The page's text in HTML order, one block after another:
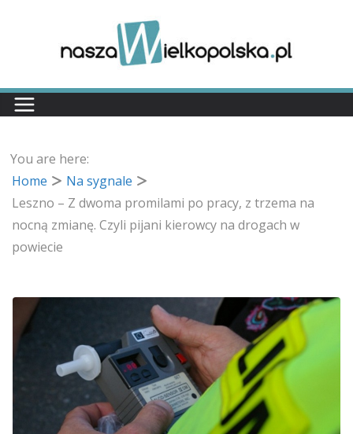
You are here:
Home
Na sygnale
Leszno – Z dwoma promilami po pracy, z trzema na
nocną zmianę. Czyli pijani kierowcy na drogach w
powiecie